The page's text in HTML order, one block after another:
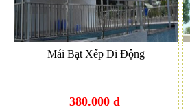
Mái Bạt Xếp Di Động
380.000 đ